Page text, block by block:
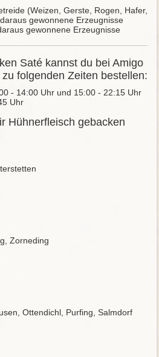
(Weizen, Gerste, Rogen, Hafer,
gewonnene Erzeugnisse
gewonnene Erzeugnisse
Saté kannst du bei Amigo
folgenden Zeiten bestellen:
- 14:00 Uhr und 15:00 - 22:15 Uhr
Uhr
Hühnerfleisch gebacken
Zorneding
Ottendichl, Purfing, Salmdorf